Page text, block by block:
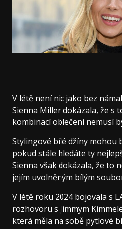
V létě není nic jako bez
Sienna Miller dokázala, že s
kombinací oblečení nemusí
Stylingové bílé džíny mohou
pokud stále hledáte ty
Sienna však dokázala, že to
jejím uvolněným bílým
V létě roku 2024 bojovala s
rozhovoru s Jimmym
která měla na sobě pytlové